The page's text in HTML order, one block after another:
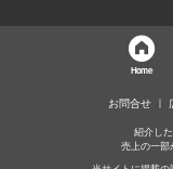
Home
お問合せ
紹介し
売上の一部